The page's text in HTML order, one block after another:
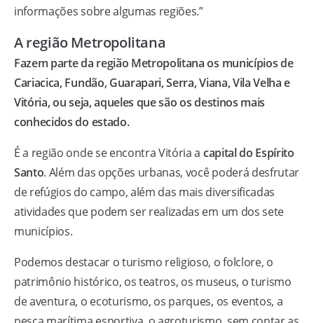
informações sobre algumas regiões.”
A região Metropolitana
Fazem parte da região Metropolitana os municípios de
Cariacica, Fundão, Guarapari, Serra, Viana, Vila Velha e
Vitória, ou seja, aqueles que são os destinos mais
conhecidos do estado.
É a região onde se encontra Vitória a capital do Espírito
Santo. Além das opções urbanas, você poderá desfrutar
de refúgios do campo, além das mais diversificadas
atividades que podem ser realizadas em um dos sete
municípios.
Podemos destacar o turismo religioso, o folclore, o
patrimônio histórico, os teatros, os museus, o turismo
de aventura, o ecoturismo, os parques, os eventos, a